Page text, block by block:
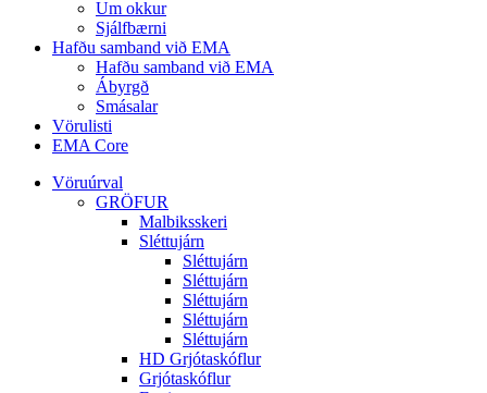
Um okkur
Sjálfbærni
Hafðu samband við EMA
Hafðu samband við EMA
Ábyrgð
Smásalar
Vörulisti
EMA Core
Vöruúrval
GRÖFUR
Malbiksskeri
Sléttujárn
Sléttujárn
Sléttujárn
Sléttujárn
Sléttujárn
Sléttujárn
HD Grjótaskóflur
Grjótaskóflur